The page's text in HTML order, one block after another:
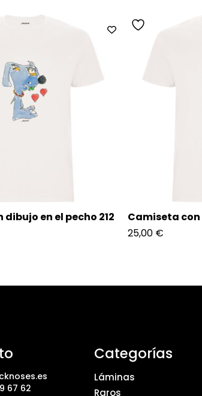
en el pecho 212
Camiseta con
25,00 €
67 62
Categorías
Láminas
Raros